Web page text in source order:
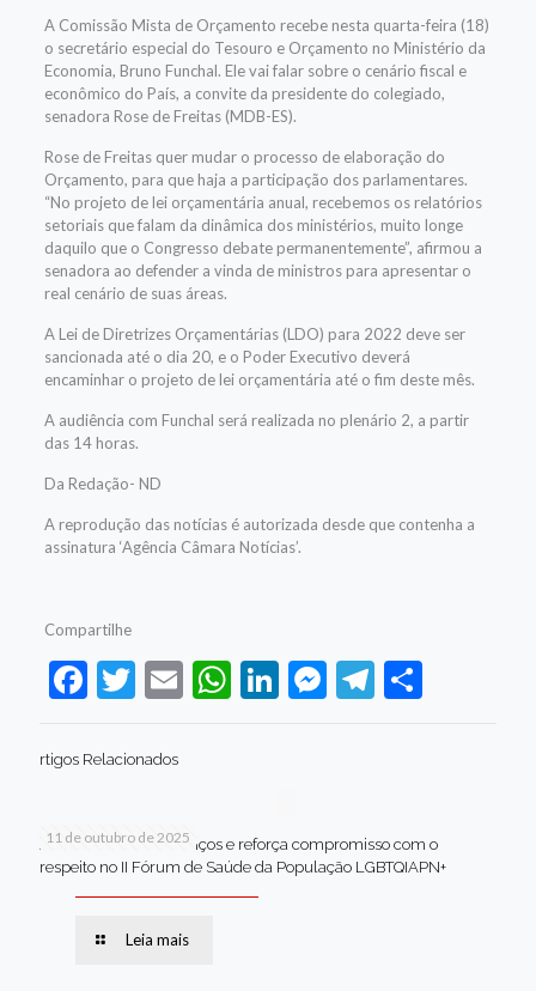
A Comissão Mista de Orçamento recebe nesta quarta-feira (18)
o secretário especial do Tesouro e Orçamento no Ministério da
Economia, Bruno Funchal. Ele vai falar sobre o cenário fiscal e
econômico do País, a convite da presidente do colegiado,
senadora Rose de Freitas (MDB-ES).
Rose de Freitas quer mudar o processo de elaboração do
Orçamento, para que haja a participação dos parlamentares.
“No projeto de lei orçamentária anual, recebemos os relatórios
setoriais que falam da dinâmica dos ministérios, muito longe
daquilo que o Congresso debate permanentemente”, afirmou a
senadora ao defender a vinda de ministros para apresentar o
real cenário de suas áreas.
A Lei de Diretrizes Orçamentárias(LDO) para 2022 deve ser
sancionada até o dia 20, e o Poder Executivo deverá
encaminhar o projeto de lei orçamentária até o fim deste mês.
A audiência com Funchal será realizada no plenário 2, a partir
das 14 horas.
Da Redação- ND
A reprodução das notícias é autorizada desde que contenha a
assinatura ‘Agência Câmara Notícias’.
Compartilhe
Facebook
Twitter
EmailWhatsApp
LinkedIn
Messenger
Telegram
Share
rtigos Relacionados
11 de outubro de 2025
Jaboatão celebra avanços e reforça compromisso com o
respeito no II Fórum de Saúde da População LGBTQIAPN+
Leia mais